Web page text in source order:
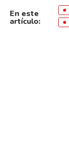
En este
artículo: